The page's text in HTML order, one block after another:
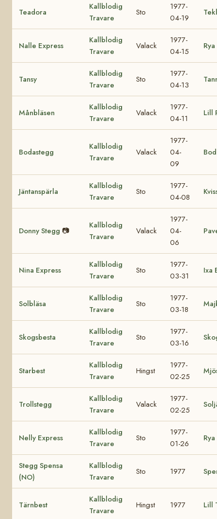
Teadora
Kallblodig
Travare
Sto
1977-
04-19
Nalle Express
Kallblodig
Travare
Valack
1977-
04-15
Tansy
Kallblodig
Travare
Sto
1977-
04-13
Månbläsen
Kallblodig
Travare
Valack
1977-
04-11
Lill
Bodastegg
Kallblodig
Travare
Valack
1977-
04-
09
Jäntanspärla
Kallblodig
Travare
Sto
1977-
04-08
Donny Stegg 📷
Kallblodig
Travare
Valack
1977-
04-
06
Nina Express
Kallblodig
Travare
Sto
1977-
03-31
Ixa
Solbläsa
Kallblodig
Travare
Sto
1977-
03-18
Skogsbesta
Kallblodig
Travare
Sto
1977-
03-16
Starbest
Kallblodig
Travare
Hingst
1977-
02-25
Trollstegg
Kallblodig
Travare
Valack
1977-
02-25
Nelly Express
Kallblodig
Travare
Sto
1977-
01-26
Stegg Spensa
(NO)
Kallblodig
Travare
Sto 1977
Tärnbest
Kallblodig
Travare
Hingst 1977 Lill